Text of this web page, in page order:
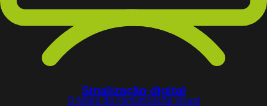
Sinalização digital
O futuro da comunicação visual